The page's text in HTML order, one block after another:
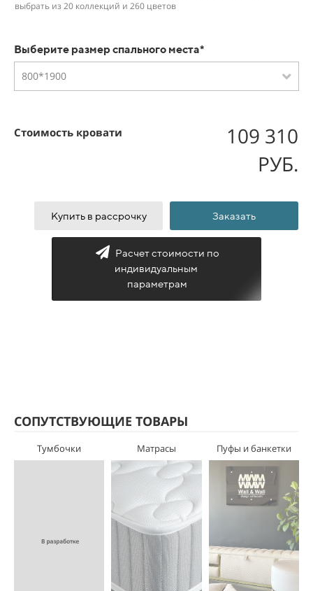
выбрать из 20 коллекций и 260 цветов
Выберите размер спального места*
800*1900
Стоимость кровати
109 310
РУБ.
Купить в рассрочку Заказать
Расчет стоимости по
индивидуальным
параметрам
СОПУТСТВУЮЩИЕ ТОВАРЫ
Тумбочки Матрасы Пуфы и банкетки